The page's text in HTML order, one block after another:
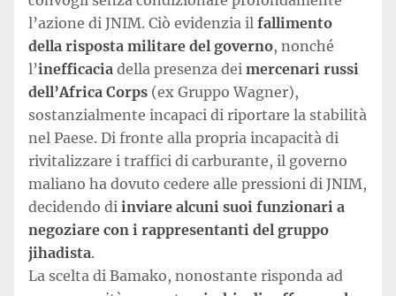
l’azione di JNIM. Ciò evidenzia il fallimento
della risposta militare del governo, nonché
l’inefficacia della presenza dei mercenari russi
dell’Africa Corps (ex Gruppo Wagner),
sostanzialmente incapaci di riportare la stabilità
nel Paese. Di fronte alla propria incapacità di
rivitalizzare i traffici di carburante, il governo
maliano ha dovuto cedere alle pressioni di JNIM,
decidendo di inviare alcuni suoi funzionari a
negoziare con i rappresentanti del gruppo
jihadista.
La scelta di Bamako, nonostante risponda ad